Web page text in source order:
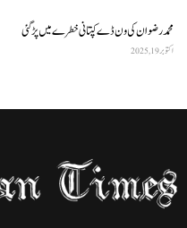
محمد رضوان کی ون ڈے کپتانی خطرے میں پڑ گئی
اکتوبر 19, 2025